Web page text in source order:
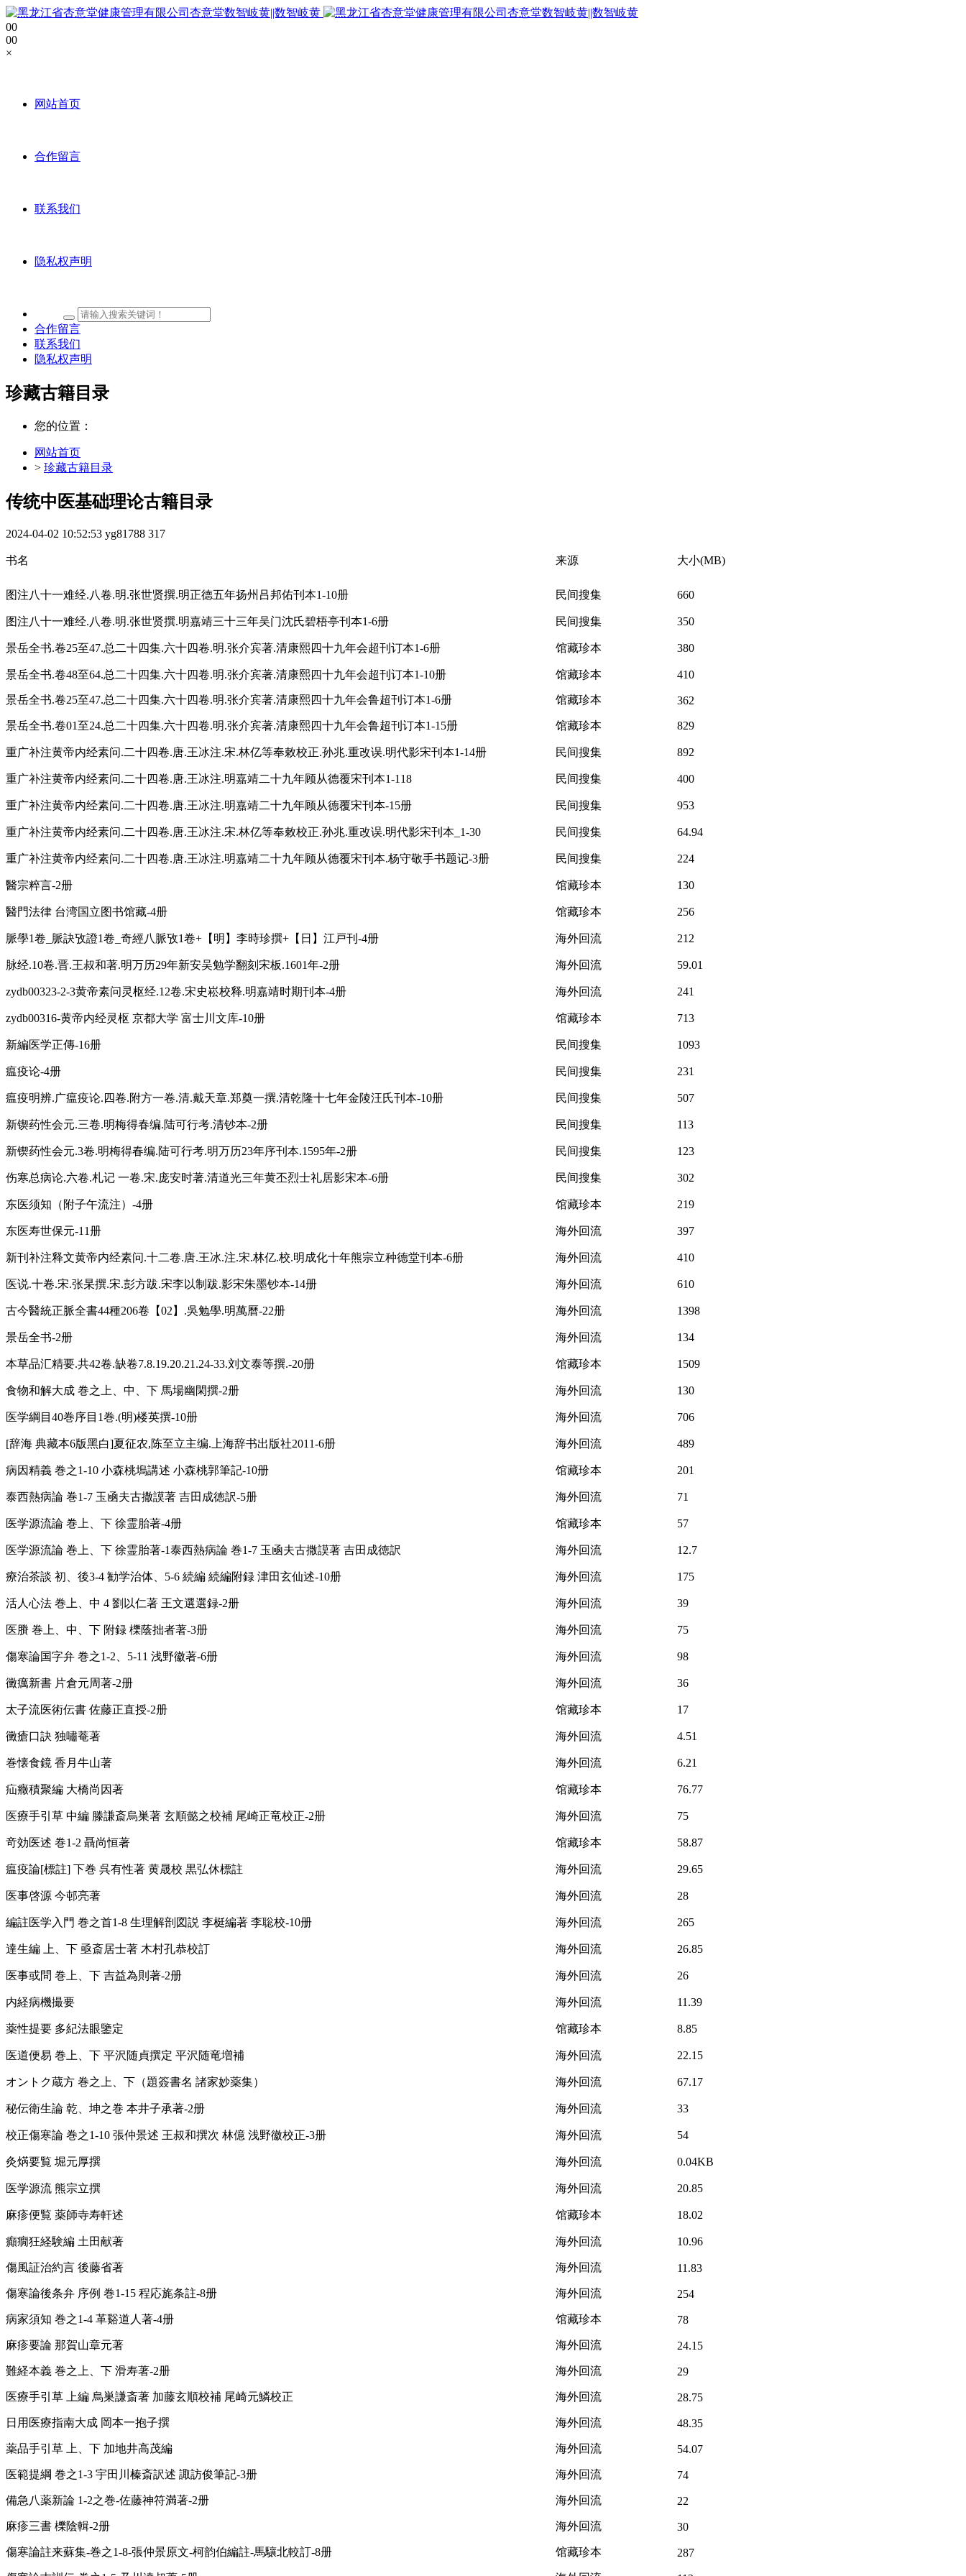
00
00
×
网站首页
合作留言
联系我们
隐私权声明
合作留言
联系我们
隐私权声明
珍藏古籍目录
您的位置：
网站首页
> 珍藏古籍目录
传统中医基础理论古籍目录
2024-04-02 10:52:53 yg81788 317
书名 来源 大小(MB)
图注八十一难经.八卷.明.张世贤撰.明正德五年扬州吕邦佑刊本1-10册 民间搜集 660
图注八十一难经.八卷.明.张世贤撰.明嘉靖三十三年吴门沈氏碧梧亭刊本1-6册 民间搜集 350
景岳全书.卷25至47.总二十四集.六十四卷.明.张介宾著.清康熙四十九年会超刊订本1-6册 馆藏珍本 380
景岳全书.卷48至64.总二十四集.六十四卷.明.张介宾著.清康熙四十九年会超刊订本1-10册 馆藏珍本 410
景岳全书.卷25至47.总二十四集.六十四卷.明.张介宾著.清康熙四十九年会鲁超刊订本1-6册 馆藏珍本 362
景岳全书.卷01至24.总二十四集.六十四卷.明.张介宾著.清康熙四十九年会鲁超刊订本1-15册 馆藏珍本 829
重广补注黄帝内经素问.二十四卷.唐.王冰注.宋.林亿等奉敕校正.孙兆.重改误.明代影宋刊本1-14册 民间搜集 892
重广补注黄帝内经素问.二十四卷.唐.王冰注.明嘉靖二十九年顾从德覆宋刊本1-118 民间搜集 400
重广补注黄帝内经素问.二十四卷.唐.王冰注.明嘉靖二十九年顾从德覆宋刊本-15册 民间搜集 953
重广补注黄帝内经素问.二十四卷.唐.王冰注.宋.林亿等奉敕校正.孙兆.重改误.明代影宋刊本_1-30 民间搜集 64.94
重广补注黄帝内经素问.二十四卷.唐.王冰注.明嘉靖二十九年顾从德覆宋刊本.杨守敬手书题记-3册 民间搜集 224
醫宗粹言-2册 馆藏珍本 130
醫門法律 台湾国立图书馆藏-4册 馆藏珍本 256
脈學1卷_脈訣攷證1卷_奇經八脈攷1卷+【明】李時珍撰+【日】江戸刊-4册 海外回流 212
脉经.10卷.晋.王叔和著.明万历29年新安吴勉学翻刻宋板.1601年-2册 海外回流 59.01
zydb00323-2-3黄帝素问灵枢经.12卷.宋史崧校释.明嘉靖时期刊本-4册 海外回流 241
zydb00316-黄帝内经灵枢 京都大学 富士川文库-10册 馆藏珍本 713
新編医学正傳-16册 民间搜集 1093
瘟疫论-4册 民间搜集 231
瘟疫明辨.广瘟疫论.四卷.附方一卷.清.戴天章.郑奠一撰.清乾隆十七年金陵汪氏刊本-10册 民间搜集 507
新锲药性会元.三卷.明梅得春编.陆可行考.清钞本-2册 民间搜集 113
新锲药性会元.3卷.明梅得春编.陆可行考.明万历23年序刊本.1595年-2册 民间搜集 123
伤寒总病论.六卷.札记 一卷.宋.庞安时著.清道光三年黄丕烈士礼居影宋本-6册 民间搜集 302
东医须知（附子午流注）-4册 馆藏珍本 219
东医寿世保元-11册 海外回流 397
新刊补注释文黄帝内经素问.十二卷.唐.王冰.注.宋.林亿.校.明成化十年熊宗立种德堂刊本-6册 海外回流 410
医说.十卷.宋.张杲撰.宋.彭方跋.宋李以制跋.影宋朱墨钞本-14册 海外回流 610
古今醫統正脈全書44種206卷【02】.吳勉學.明萬曆-22册 海外回流 1398
景岳全书-2册 海外回流 134
本草品汇精要.共42卷.缺卷7.8.19.20.21.24-33.刘文泰等撰.-20册 馆藏珍本 1509
食物和解大成 巻之上、中、下 馬場幽閑撰-2册 海外回流 130
医学綱目40巻序目1巻.(明)楼英撰-10册 海外回流 706
[辞海 典藏本6版黑白]夏征农,陈至立主编.上海辞书出版社2011-6册 海外回流 489
病因精義 巻之1-10 小森桃塢講述 小森桃郭筆記-10册 馆藏珍本 201
泰西熱病論 巻1-7 玉凾夫古撒謨著 吉田成徳訳-5册 海外回流 71
医学源流論 巻上、下 徐霊胎著-4册 馆藏珍本 57
医学源流論 巻上、下 徐霊胎著-1泰西熱病論 巻1-7 玉凾夫古撒謨著 吉田成徳訳 海外回流 12.7
療治茶談 初、後3-4 勧学治体、5-6 続編 続編附録 津田玄仙述-10册 海外回流 175
活人心法 巻上、中 4 劉以仁著 王文選選録-2册 海外回流 39
医賸 巻上、中、下 附録 櫟蔭拙者著-3册 海外回流 75
傷寒論国字弁 巻之1-2、5-11 浅野徽著-6册 海外回流 98
黴癘新書 片倉元周著-2册 海外回流 36
太子流医術伝書 佐藤正直授-2册 馆藏珍本 17
黴瘡口訣 独嘯菴著 海外回流 4.51
巻懐食鏡 香月牛山著 海外回流 6.21
疝癥積聚編 大橋尚因著 馆藏珍本 76.77
医療手引草 中編 滕謙斎烏巣著 玄順懿之校補 尾崎正竜校正-2册 海外回流 75
竒効医述 巻1-2 聶尚恒著 馆藏珍本 58.87
瘟疫論[標註] 下巻 呉有性著 黄晟校 黒弘休標註 海外回流 29.65
医事啓源 今邨亮著 海外回流 28
編註医学入門 巻之首1-8 生理解剖図説 李梃編著 李聡校-10册 海外回流 265
達生編 上、下 亟斎居士著 木村孔恭校訂 海外回流 26.85
医事或問 巻上、下 吉益為則著-2册 海外回流 26
内経病機撮要 海外回流 11.39
薬性提要 多紀法眼鑒定 馆藏珍本 8.85
医道便易 巻上、下 平沢随貞撰定 平沢随竜増補 海外回流 22.15
オントク蔵方 巻之上、下（題簽書名 諸家妙薬集） 海外回流 67.17
秘伝衛生論 乾、坤之巻 本井子承著-2册 海外回流 33
校正傷寒論 巻之1-10 張仲景述 王叔和撰次 林億 浅野徽校正-3册 海外回流 54
灸焫要覧 堀元厚撰 海外回流 0.04KB
医学源流 熊宗立撰 海外回流 20.85
麻疹便覧 薬師寺寿軒述 馆藏珍本 18.02
癲癇狂経験編 土田献著 海外回流 10.96
傷風証治約言 後藤省著 海外回流 11.83
傷寒論後条弁 序例 巻1-15 程応旄条註-8册 海外回流 254
病家須知 巻之1-4 革谿道人著-4册 馆藏珍本 78
麻疹要論 那賀山章元著 海外回流 24.15
難経本義 巻之上、下 滑寿著-2册 海外回流 29
医療手引草 上編 烏巣謙斎著 加藤玄順校補 尾崎元鱗校正 海外回流 28.75
日用医療指南大成 岡本一抱子撰 海外回流 48.35
薬品手引草 上、下 加地井高茂編 海外回流 54.07
医範提綱 巻之1-3 宇田川榛斎訳述 諏訪俊筆記-3册 海外回流 74
備急八薬新論 1-2之巻-佐藤神符満著-2册 海外回流 22
麻疹三書 櫟陰輯-2册 海外回流 30
傷寒論註来蘇集-巻之1-8-張仲景原文-柯韵伯編註-馬驤北較訂-8册 馆藏珍本 287